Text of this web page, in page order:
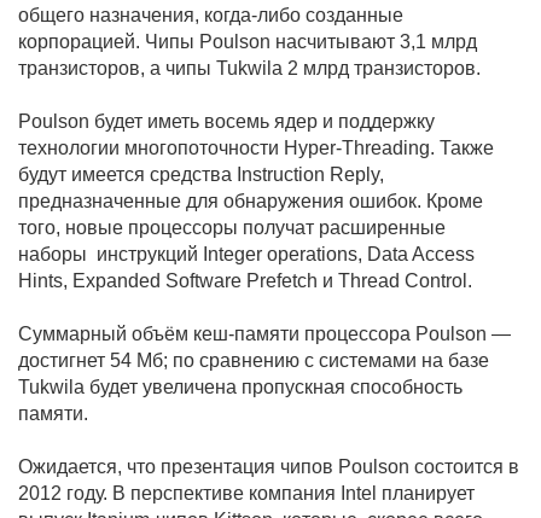
общего назначения, когда-либо созданные
корпорацией. Чипы Poulson насчитывают 3,1 млрд
транзисторов, а чипы Tukwila 2 млрд транзисторов.
Poulson будет иметь восемь ядер и поддержку
технологии многопоточности Hyper-Threading. Также
будут имеется средства Instruction Reply,
предназначенные для обнаружения ошибок. Кроме
того, новые процессоры получат расширенные
наборы инструкций Integer operations, Data Access
Hints, Expanded Software Prefetch и Thread Control.
Суммарный объём кеш-памяти процессора Poulson —
достигнет 54 Мб; по сравнению с системами на базе
Tukwila будет увеличена пропускная способность
памяти.
Ожидается, что презентация чипов Poulson состоится в
2012 году. В перспективе компания Intel планирует